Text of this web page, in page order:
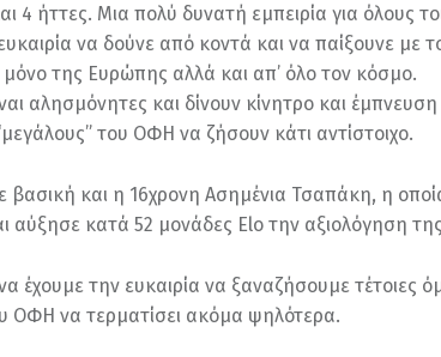
4 ήττες. Μια πολύ δυνατή εμπειρία για όλους
να δούνε από κοντά και να παίξουνε με
μόνο της Ευρώπης αλλά και απ’ όλο τον κόσμο.
αλησμόνητες και δίνουν κίνητρο και
του ΟΦΗ να ζήσουν κάτι αντίστοιχο.
βασική και η 16χρονη Ασημένια Τσαπάκη, η
αύξησε κατά 52 μονάδες Elo την αξιολόγηση
έχουμε την ευκαιρία να ξαναζήσουμε τέτοιες
ΟΦΗ να τερματίσει ακόμα ψηλότερα.